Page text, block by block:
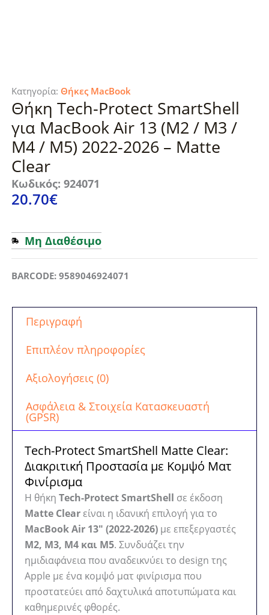
Κατηγορία: Θήκες MacBook
Θήκη Tech-Protect SmartShell
για MacBook Air 13 (M2 / M3 /
M4 / M5) 2022-2026 – Matte
Clear
Κωδικός: 924071
20.70€
Μη Διαθέσιμο
BARCODE: 9589046924071
Περιγραφή
Επιπλέον πληροφορίες
Αξιολογήσεις (0)
Ασφάλεια & Στοιχεία Κατασκευαστή
(GPSR)
Tech-Protect SmartShell Matte Clear:
Διακριτική Προστασία με Κομψό Ματ
Φινίρισμα
Η θήκη Tech-Protect SmartShell σε έκδοση
Matte Clearείναι η ιδανική επιλογή για το
MacBook Air 13″ (2022-2026) με επεξεργαστές
M2, M3, M4 και M5. Συνδυάζει την
ημιδιαφάνεια που αναδεικνύει το design της
Apple με ένα κομψό ματ φινίρισμα που
προστατεύει από δαχτυλικά αποτυπώματα και
καθημερινές φθορές.